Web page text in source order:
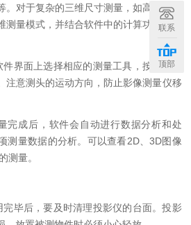
。对于复杂的三维尺寸测量，如高度和平
量模式，并结合软件中的计算功能进行
面上选择相应的测量工具，按照提示
注意测头的运动方向，防止影像测量仪移
成后，软件会自动进行数据分析和处
测量数据的分析。可以查看2D、3D图像
测量。
毕后，要及时清理投影仪的台面。投影
联系
顶部